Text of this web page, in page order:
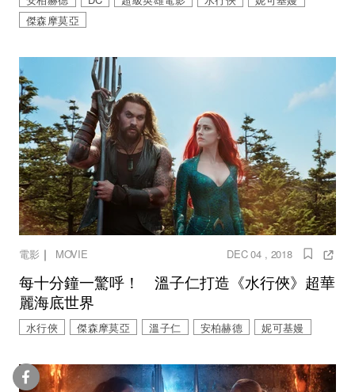
傑森摩莫亞
電影 ｜ MOVIE DEC 04 , 2018
每十分鐘一驚呼！ 溫子仁打造《水行俠》超華
麗海底世界
水行俠 傑森摩莫亞 溫子仁 安柏赫德 妮可基嫚